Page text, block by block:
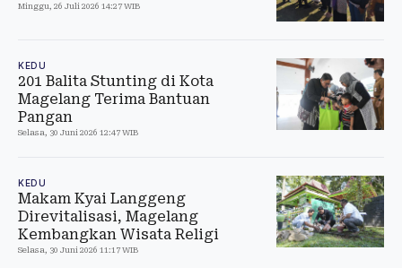
Minggu, 26 Juli 2026 14:27 WIB
KEDU
201 Balita Stunting di Kota
Magelang Terima Bantuan
Pangan
Selasa, 30 Juni 2026 12:47 WIB
KEDU
Makam Kyai Langgeng
Direvitalisasi, Magelang
Kembangkan Wisata Religi
Selasa, 30 Juni 2026 11:17 WIB